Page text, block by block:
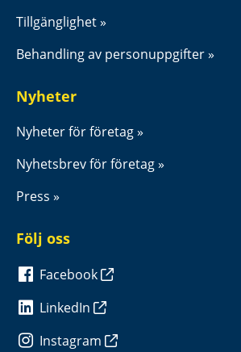
Tillgänglighet
Behandling av personuppgifter
Nyheter
Nyheter för företag
Nyhetsbrev för företag
Press
Följ oss
Facebook
LinkedIn
Instagram